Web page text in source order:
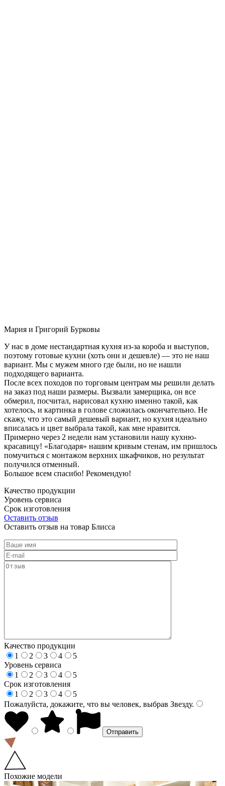
Мария и Григорий Бурковы
У нас в доме нестандартная кухня из-за короба и выступов,
поэтому готовые кухни (хоть они и дешевле) — это не наш
вариант. Мы с мужем много где были, но не нашли
подходящего варианта.
После всех походов по торговым центрам мы решили делать
на заказ под наши размеры. Вызвали замерщика, он все
обмерил, посчитал, нарисовал кухню именно такой, как
хотелось, и картинка в голове сложилась окончательно. Не
скажу, что это самый дешевый вариант, но кухня идеально
вписалась и цвет выбрала такой, как мне нравится.
Примерно через 2 недели нам установили нашу кухню-
красавицу! «Благодаря» нашим кривым стенам, им пришлось
помучиться с монтажом верхних шкафчиков, но результат
получился отменный.
Большое всем спасибо! Рекомендую!
Качество продукции
Уровень сервиса
Срок изготовления
Оставить отзыв
Оставить отзыв на товар Блисса
Качество продукции
1
2 3 4
5
Уровень сервиса
1
2 3 4
5
Срок изготовления
1
2 3 4
5
Пожалуйста, докажите, что вы человек, выбрав Звезду.
Похожие модели